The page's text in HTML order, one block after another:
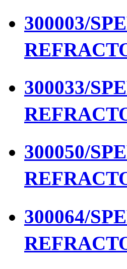
300003/
300033/
300050/
300064/